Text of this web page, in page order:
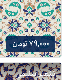
79,000 تومان
تشعیر اسلیمی